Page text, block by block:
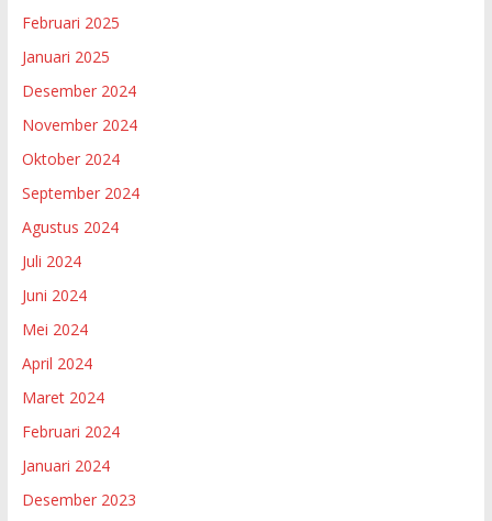
Februari 2025
Januari 2025
Desember 2024
November 2024
Oktober 2024
September 2024
Agustus 2024
Juli 2024
Juni 2024
Mei 2024
April 2024
Maret 2024
Februari 2024
Januari 2024
Desember 2023